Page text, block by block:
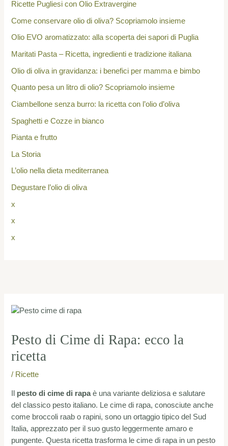
Ricette Pugliesi con Olio Extravergine
Come conservare olio di oliva? Scopriamolo insieme
Olio EVO aromatizzato: alla scoperta dei sapori di Puglia
Maritati Pasta – Ricetta, ingredienti e tradizione italiana
Olio di oliva in gravidanza: i benefici per mamma e bimbo
Quanto pesa un litro di olio? Scopriamolo insieme
Ciambellone senza burro: la ricetta con l’olio d’oliva
Spaghetti e Cozze in bianco
Pianta e frutto
La Storia
L’olio nella dieta mediterranea
Degustare l’olio di oliva
x
x
x
Pesto di Cime di Rapa: ecco la
ricetta
/ Ricette
pesto di cime di rapaè una variante deliziosa e salutare
del classico pesto italiano. Le cime di rapa, conosciute anche
come broccoli raab o rapini, sono un ortaggio tipico del Sud
Italia, apprezzato per il suo gusto leggermente amaro e
pungente. Questa ricetta trasforma le cime di rapa in un pesto